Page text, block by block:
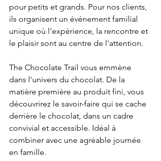
pour petits et grands. Pour nos clients,
ils organisent un événement familial
unique où l'expérience, la rencontre et
le plaisir sont au centre de l'attention.
The Chocolate Trail vous emmène
dans l'univers du chocolat. De la
matière première au produit fini, vous
découvrirez le savoir-faire qui se cache
derrière le chocolat, dans un cadre
convivial et accessible. Idéal à
combiner avec une agréable journée
en famille.